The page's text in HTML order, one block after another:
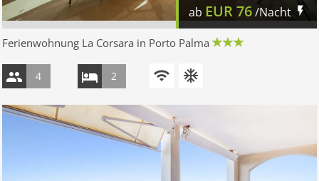
ab EUR76/Nacht
Ferienwohnung La Corsara in Porto Palma
4 2